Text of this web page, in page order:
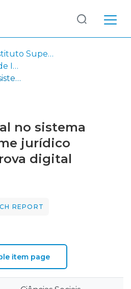
ISCPSI - Instituto Superior de Ciências Policiais e Segurança Interna
ISCPSI - Trabalhos de Investigação Final - Curso de Comando e Direção Policial (CCDP)
A prova pericial no sistema misto do regime jurídico português - prova digital forense
no sistema
jurídico
digital
REPORT
item page